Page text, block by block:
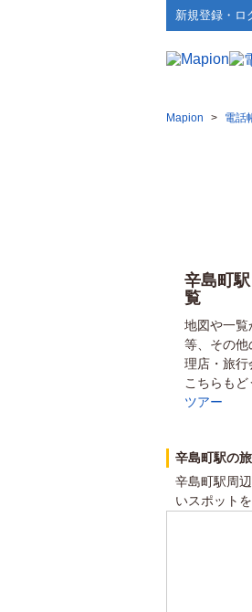
新規登録・ロ
Mapion > 電話
辛島町
覧
地図や一覧
等、その他
理店・旅行
こちらもど
ツアー
辛島町駅の
辛島町駅周
いスポット